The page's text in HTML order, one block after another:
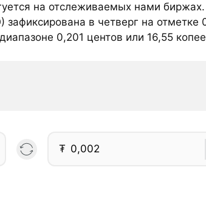
на отслеживаемых нами
в четверг на отметке
0,201 центов или 16,55
₮